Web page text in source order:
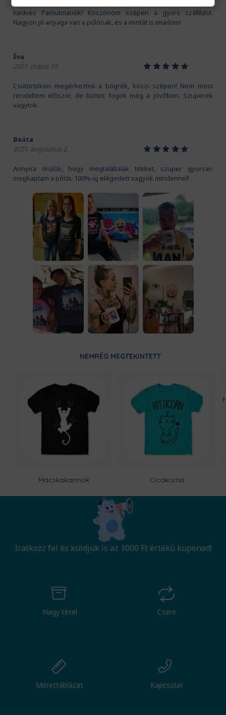
Kedves Pamutmanók! Köszönöm szépen a gyors szállítást.
Nagyon jó anyaga van a pólónak, és a mintát is imádom!
Éva
2021. május 10.
12345
Csütörtökön megérkeztek a bögrék, köszi szépen! Nem most
rendeltem először, de biztos fogok még a jövőben. Szuperek
vagytok.
Beáta
2021. augusztus 2.
12345
Annyira örülök, hogy megtaláltalak titeket, szuper gyorsan
megkaptam a pólót. 100%-ig elégedett vagyok mindennel!
NEMRÉG MEGTEKINTETT
Macskakarmok Cicakornis
Iratkozz fel és küldjük is az 1000 Ft értékű kuponod!
Nagy tétel Csere
Mérettáblázat Kapcsolat